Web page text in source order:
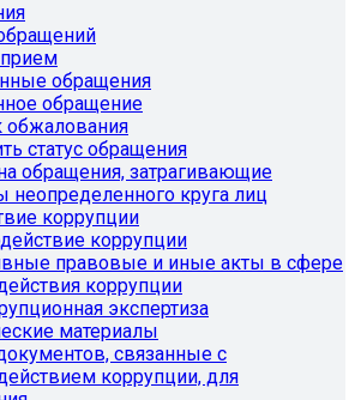
обращения
обращение
обжалования
статус обращения
обращения, затрагивающие
неопределенного круга лиц
коррупции
коррупции
правовые и иные акты в сфере
коррупции
экспертиза
материалы
связанные с
коррупции, для